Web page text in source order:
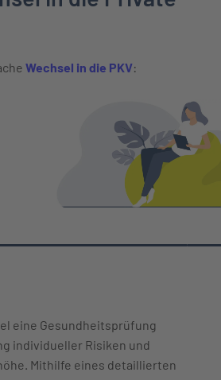
Wechsel in die PKV:
eine Gesundheitsprüfung
individueller Risiken und
Mithilfe eines detaillierten